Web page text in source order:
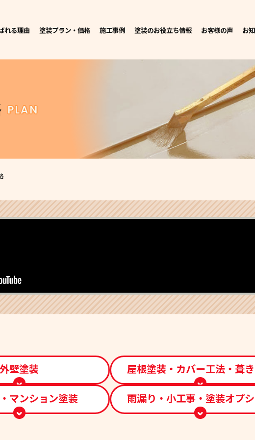
れる理由 塗装プラン・価格 施工事例 塗装のお役立ち情報 お客様の声 お
PLAN
外壁塗装 屋根塗装・カバー工法・葺
マンション塗装 雨漏り・小工事・塗装オプ